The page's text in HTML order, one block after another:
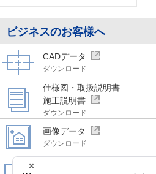
ビジネスのお客様へ
CADデータ
ダウンロード
仕様図・取扱説明書
施工説明書
ダウンロード
画像データ
ダウンロード